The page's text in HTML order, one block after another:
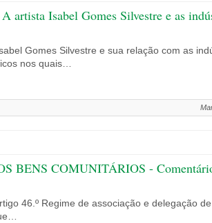
artista Isabel Gomes Silvestre e as
Gomes Silvestre e sua relação com as
nos quais…
COMUNITÁRIOS -
46.º Regime de associação e delegação